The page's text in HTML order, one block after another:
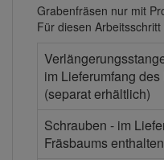
Grabenfräsen nur mit
Für diesen
im Lieferumfang
(separat erhältlich)
Schrauben - im
Fräsbaums